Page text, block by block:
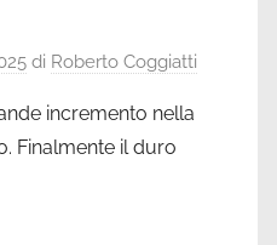
di Roberto Coggiatti
incremento nella
Finalmente il duro